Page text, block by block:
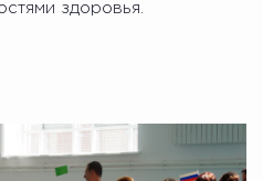
здоровья.